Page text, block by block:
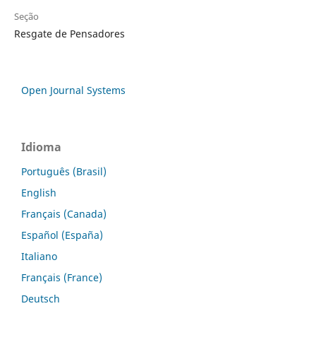
Seção
Resgate de Pensadores
Open Journal Systems
Idioma
Português (Brasil)
English
Français (Canada)
Español (España)
Italiano
Français (France)
Deutsch